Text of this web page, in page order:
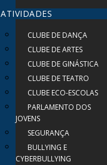
ATIVIDADES
CLUBE DE DANÇA
CLUBE DE ARTES
CLUBE DE GINÁSTICA
CLUBE DE TEATRO
CLUBE ECO-ESCOLAS
PARLAMENTO DOS
JOVENS
SEGURANÇA
BULLYING E
CYBERBULLYING